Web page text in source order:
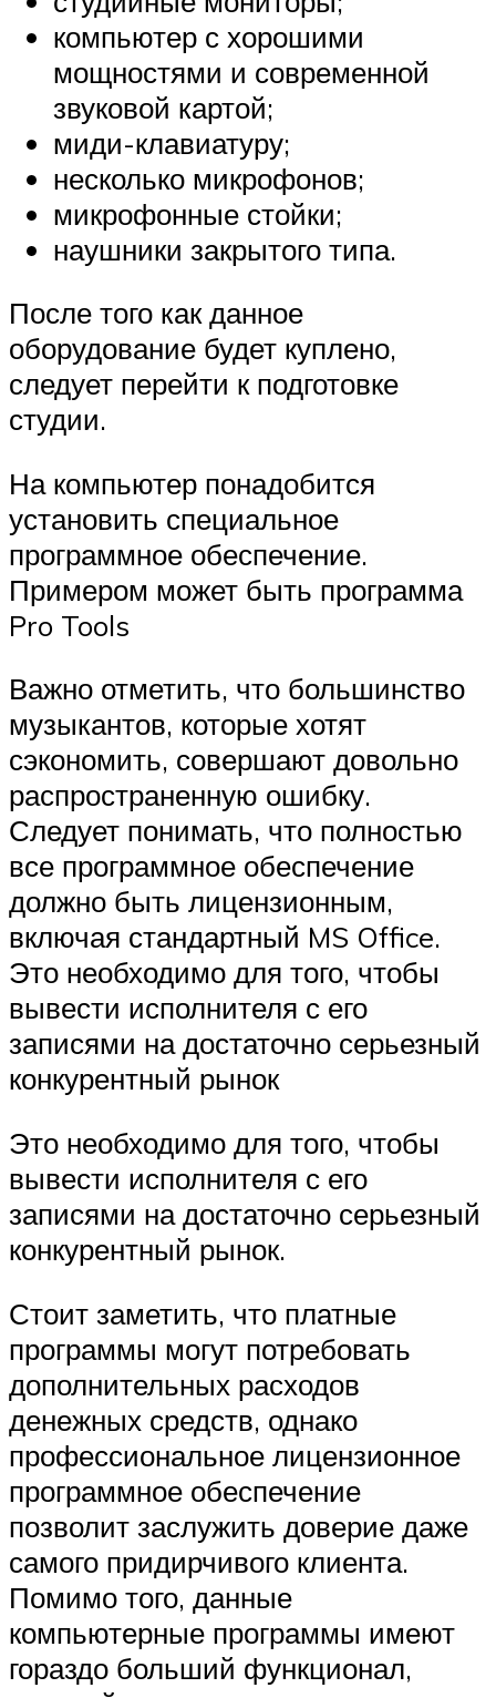
компьютер с хорошими
мощностями и современной
звуковой картой;
миди-клавиатуру;
несколько микрофонов;
микрофонные стойки;
наушники закрытого типа.
После того как данное
оборудование будет куплено,
следует перейти к подготовке
студии.
На компьютер понадобится
установить специальное
программное обеспечение.
Примером может быть программа
Pro Tools
Важно отметить, что большинство
музыкантов, которые хотят
сэкономить, совершают довольно
распространенную ошибку.
Следует понимать, что полностью
все программное обеспечение
должно быть лицензионным,
включая стандартный MS Office.
Это необходимо для того, чтобы
вывести исполнителя с его
записями на достаточно серьезный
конкурентный рынок
Это необходимо для того, чтобы
вывести исполнителя с его
записями на достаточно серьезный
конкурентный рынок.
Стоит заметить, что платные
программы могут потребовать
дополнительных расходов
денежных средств, однако
профессиональное лицензионное
программное обеспечение
позволит заслужить доверие даже
самого придирчивого клиента.
Помимо того, данные
компьютерные программы имеют
гораздо больший функционал,